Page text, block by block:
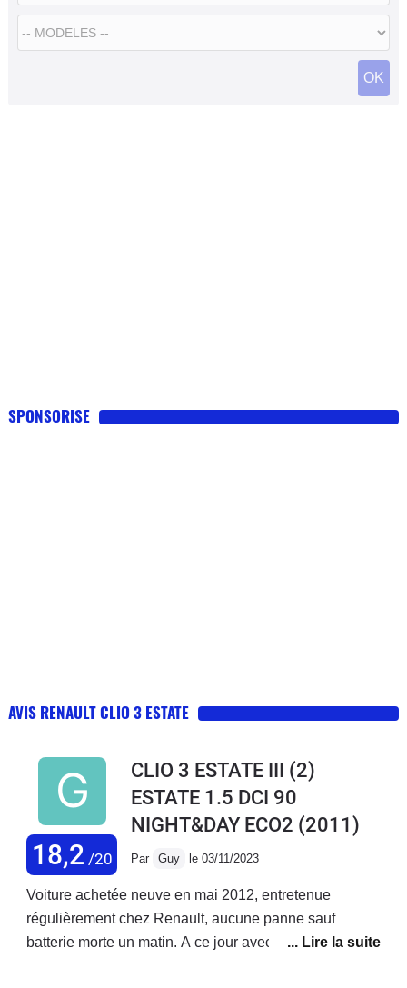
SPONSORISE
AVIS RENAULT CLIO 3 ESTATE
18,2 /20
CLIO 3 ESTATE III (2)
ESTATE 1.5 DCI 90
NIGHT&DAY ECO2 (2011)
Par Guy le 03/11/2023
Voiture achetée neuve en mai 2012, entretenue
régulièrement chez Renault, aucune panne sauf
batterie morte un matin. A ce jour avec 235 000 km au